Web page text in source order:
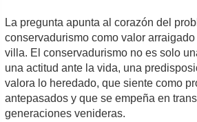
La pregunta apunta al corazón del
conservadurismo como valor
villa. El conservadurismo no es solo
una actitud ante la vida, una
valora lo heredado, que siente como
antepasados y que se empeña en
generaciones venideras.